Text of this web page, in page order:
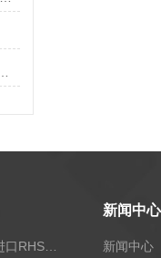
RHS英国进口RHS植物标准比色卡
新闻中心
新闻中心